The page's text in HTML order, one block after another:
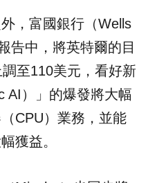
，富國銀行（Wells
告中，將英特爾的目
至110美元，看好新
AI）」的爆發將大幅
CPU）業務，並能
獲益。